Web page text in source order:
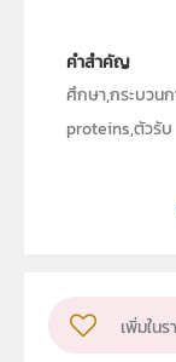
คำสำคัญ
ศึกษา,กระบว
proteins,ตัวรับ
ระดับชั้น
เพิ่มใน